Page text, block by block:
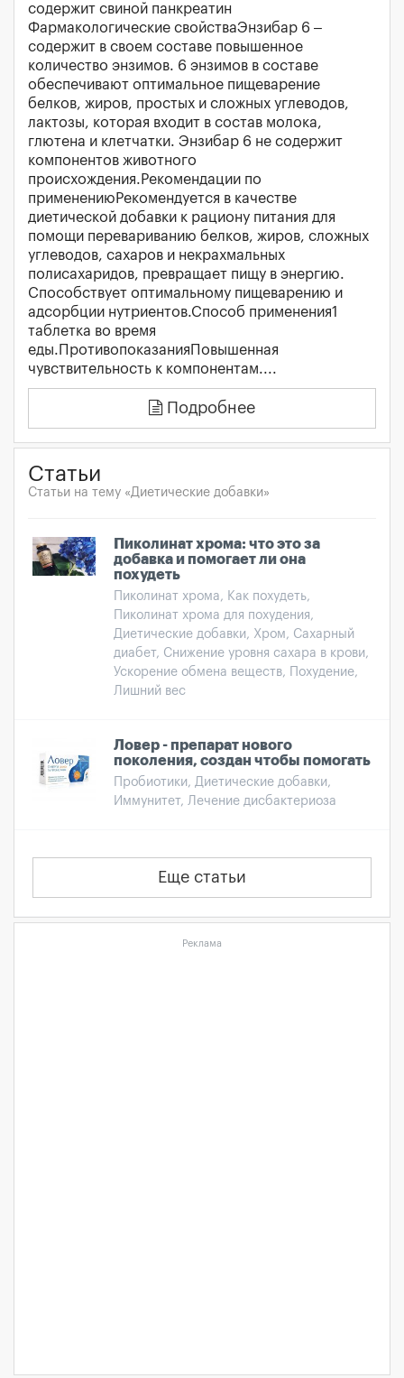
содержит свиной панкреатин
Фармакологические свойстваЭнзибар 6 –
содержит в своем составе повышенное
количество энзимов. 6 энзимов в составе
обеспечивают оптимальное пищеварение
белков, жиров, простых и сложных углеводов,
лактозы, которая входит в состав молока,
глютена и клетчатки. Энзибар 6 не содержит
компонентов животного
происхождения.Рекомендации по
применениюРекомендуется в качестве
диетической добавки к рациону питания для
помощи перевариванию белков, жиров, сложных
углеводов, сахаров и некрахмальных
полисахаридов, превращает пищу в энергию.
Способствует оптимальному пищеварению и
адсорбции нутриентов.Способ применения1
таблетка во время
еды.ПротивопоказанияПовышенная
чувствительность к компонентам....
Подробнее
Статьи
Статьи на тему «Диетические добавки»
Пиколинат хрома: что это за
добавка и помогает ли она
похудеть
Пиколинат хрома, Как похудеть,
Пиколинат хрома для похудения,
Диетические добавки, Хром, Сахарный
диабет, Снижение уровня сахара в крови,
Ускорение обмена веществ, Похудение,
Лишний вес
Ловер - препарат нового
поколения, создан чтобы помогать
Пробиотики, Диетические добавки,
Иммунитет, Лечение дисбактериоза
Еще статьи
Реклама